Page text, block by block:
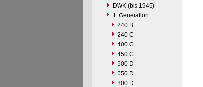
DWK (bis 1945)
1. Generation
240 B
240 C
400 C
450 C
600 D
650 D
800 D